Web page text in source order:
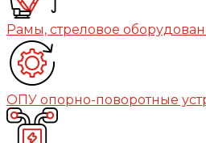
Рамы, стреловое
ОПУ опорно-поворотные